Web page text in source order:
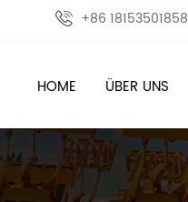
 +86 18153501858
HOME ÜBER UNS